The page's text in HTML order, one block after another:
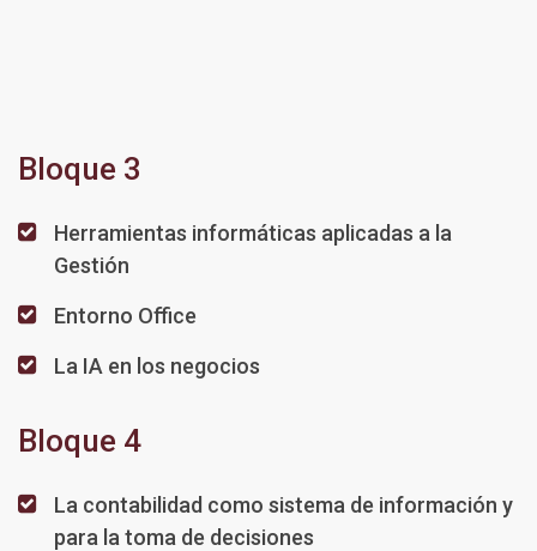
Bloque 3
Herramientas informáticas aplicadas a la
Gestión
Entorno Office
La IA en los negocios
Bloque 4
La contabilidad como sistema de información y
para la toma de decisiones